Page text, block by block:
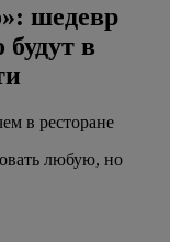
шедевр
в
в ресторане
любую, но